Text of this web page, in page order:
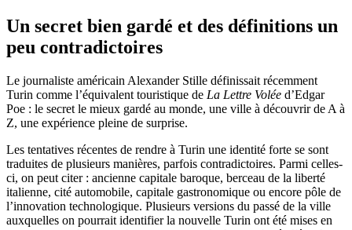
Un secret bien gardé et des définitions un
peu contradictoires
Le journaliste américain Alexander Stille définissait récemment
Turin comme l’équivalent touristique de La Lettre Volée d’Edgar
Poe : le secret le mieux gardé au monde, une ville à découvrir de A à
Z, une expérience pleine de surprise.
Les tentatives récentes de rendre à Turin une identité forte se sont
traduites de plusieurs manières, parfois contradictoires. Parmi celles-
ci, on peut citer : ancienne capitale baroque, berceau de la liberté
italienne, cité automobile, capitale gastronomique ou encore pôle de
l’innovation technologique. Plusieurs versions du passé de la ville
auxquelles on pourrait identifier la nouvelle Turin ont été mises en